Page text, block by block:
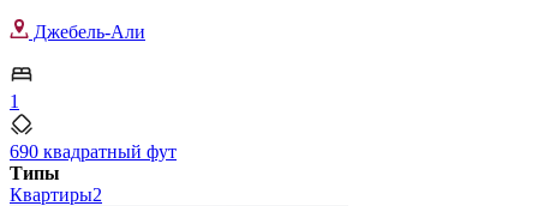
Джебель-Али
1
690 квадратный фут
Типы
Квартиры2